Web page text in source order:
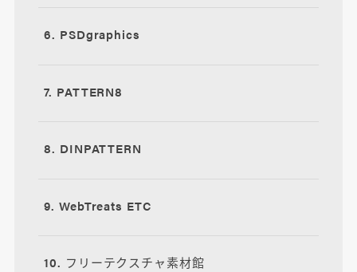
6. PSDgraphics
7. PATTERN8
8. DINPATTERN
9. WebTreats ETC
10. フリーテクスチャ素材館